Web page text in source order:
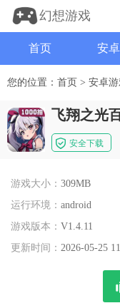
幻想游戏
首页 安
您的位置： 首页 > 安卓
飞翔之光
安全下载
游戏大小： 309MB
运行环境： android
游戏版本： V1.4.11
更新时间： 2026-05-25